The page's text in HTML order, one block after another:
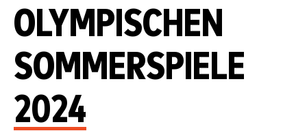
OLYMPISCHEN
SOMMERSPIELE
2024